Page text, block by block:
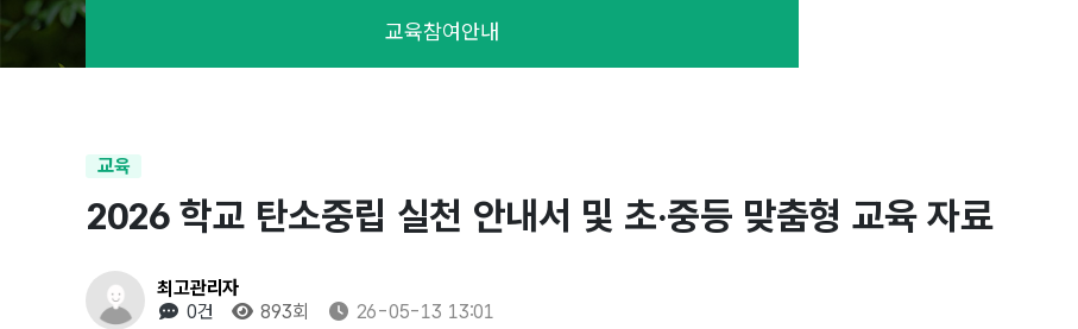
교육참여안내
교육
2026 학교 탄소중립 실천 안내서 및 초·중등 맞춤형 교육 자료
최고관리자
0건
893회 26-05-13 13:01